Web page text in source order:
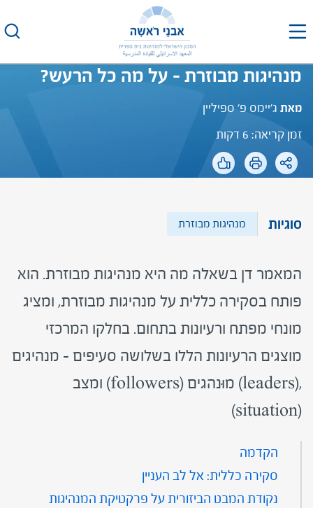
מנהיגות מבוזרת – על מה כל הרעש?
מאת ג'יימס פ' ספיליין
זמן קריאה: 6 דקות
סוגיות מנהיגות מבוזרת
המאמר דן בשאלה מה היא מנהיגות מבוזרת. הוא
פותח בסקירה כללית על מנהיגות מבוזרת, ומציג
מונחי מפתח ורעיונות בתחום. בחלקו המרכזי
מוצגים הרעיונות הללו בשלושה סעיפים – מנהיגים
,(leaders) מוּנהגים (followers) ומצב
(situation)
הקדמה
סקירה כללית: אל לב העניין
נקודת המבט הביזורית על פרקטיקת המנהיגות